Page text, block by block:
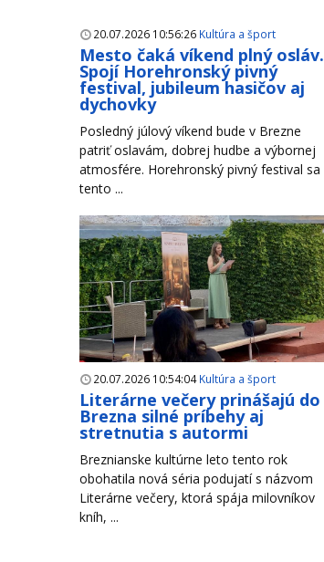
20.07.2026 10:56:26 Kultúra a šport
Mesto čaká víkend plný osláv.
Spojí Horehronský pivný
festival, jubileum hasičov aj
dychovky
Posledný júlový víkend bude v Brezne
patriť oslavám, dobrej hudbe a výbornej
atmosfére. Horehronský pivný festival sa
tento ...
20.07.2026 10:54:04Kultúra a šport
Literárne večery prinášajú do
Brezna silné príbehy aj
stretnutia s autormi
Breznianske kultúrne leto tento rok
obohatila nová séria podujatí s názvom
Literárne večery, ktorá spája milovníkov
kníh, ...